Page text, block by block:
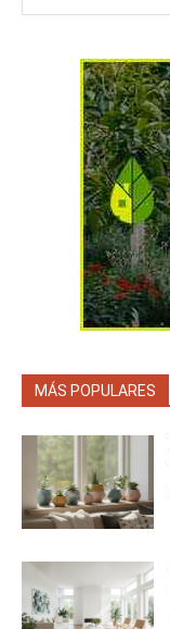
MÁS POPULARES